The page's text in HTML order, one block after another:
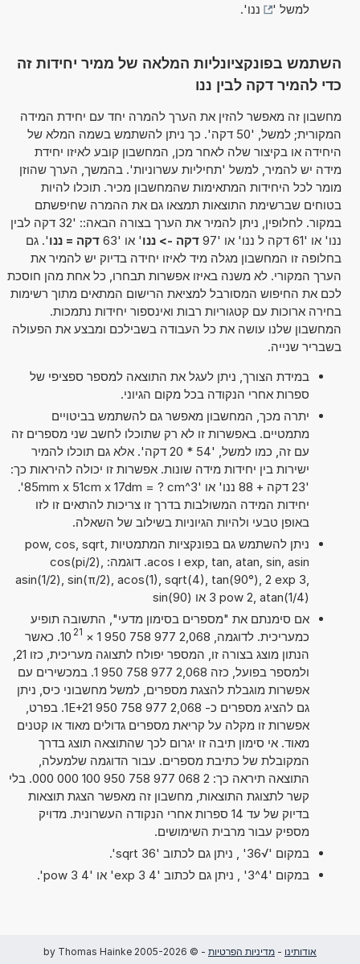
למשל '
ננו'.
השתמש בפונקציונליות המלאה של ממיר יחידות זה
כדי להמיר דקה לבין ננו
מחשבון זה מאפשר להזין את הערך להמרה יחד עם יחידת המידה
המקורית; למשל, '50 דקה'. כך ניתן להשתמש בשמה המלא של
היחידה או בקיצור שלה לאחר מכן, המחשבון קובע לאיזו יחידת
מידה יש להמיר, למשל 'תחיליות עשרוניות'. בהמשך, הערך שהוזן
מומר לכל היחידות המתאימות שהמחשבון מכיר. תוכלו להיות
בטוחים שברשימת התוצאות תמצאו גם את ההמרה שחיפשתם
במקור. לחלופין, ניתן להמיר את הערך בצורה הבאה:: '32 דקה לבין
ננו' או '61 דקה ל ננו' או '97
דקה -> ננו' או '63 דקה = ננו'. גם
בחלופה זו המחשבון מגלה מיד לאיזו יחידה בדיוק יש להמיר את
הערך המקורי. לא משנה באיזו אפשרות תבחרו, כל אחת מהן חוסכת
לכם את החיפוש המסורבל למציאת הרישום המתאים מתוך רשימות
בחירה ארוכות עם קטגוריות רבות ואינספור יחידות נתמכות.
המחשבון שלנו עושה את כל העבודה בשבילכם ומבצע את הפעולה
בשבריר שנייה.
במידת הצורך, ניתן לעגל את התוצאה למספר ספציפי של
ספרות אחרי הנקודה בכל מקום הגיוני.
יתרה מכך, המחשבון מאפשר גם להשתמש בביטויים
מתמטיים. באפשרות זו לא רק שתוכלו לחשב שני מספרים זה
עם זה, כמו למשל, '54 * 20 דקה'. אלא גם תוכלו להמיר
ישירות בין יחידות מידה שונות. אפשרות זו יכולה להיראות כך:
'23 דקה + 88 ננו' או '85mm x 51cm x 17dm = ? cm^3'.
יחידות המידה המשולבות בדרך זו צריכות להתאים זו לזו
באופן טבעי ולהיות הגיוניות בשילוב של השאלה.
ניתן להשתמש גם בפונקציות המתמטיות pow, cos, sqrt,
exp, tan, atan, sin, asin ו acos. דוגמה: cos(pi/2),
asin(1/2), sin(π/2), acos(1), sqrt(4), tan(90°), 2 exp 3,
3 pow 2, atan(1/4) או sin(90)
אם סימנתם את "מספרים בסימון מדעי", התשובה תופיע
כמעריכית. לדוגמה, 2,068 977 758 950 1
×
10 21
. כאשר
ולמספר בפועל, כזה 2,068 977 758 950 1. במכשירים עם
אפשרות מוגבלת להצגת מספרים, למשל מחשבוני כיס, ניתן
גם להציג מספרים כ- 2,068 977 758 950 1E+21. בפרט,
אפשרות זו מקלה על קריאת מספרים גדולים מאוד או קטנים
מאוד. אי סימון תיבה זו יגרום לכך שהתוצאה תוצג בדרך
המקובלת של כתיבת מספרים. עבור הדוגמה שלמעלה,
התוצאה תיראה כך: 2 068 977 758 950 100 000 000. בלי
קשר לתצוגת התוצאות, מחשבון זה מאפשר הצגת תוצאות
בדיוק של עד 14 ספרות אחרי הנקודה העשרונית. מדויק
מספיק עבור מרבית השימושים.
במקום '√36' , ניתן גם לכתוב 'sqrt 36'.
במקום '4^3' , ניתן גם לכתוב '4 exp 3' או '4 pow 3'.
אודותינו - מדיניות הפרטיות - © 2005-2026 by Thomas Hainke